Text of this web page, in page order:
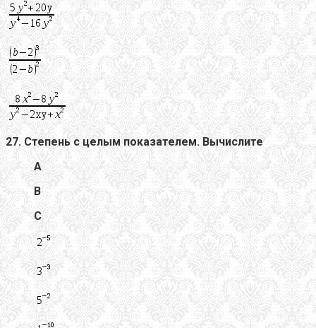
27. Степень с целым показателем. Вычислите
А
В
С